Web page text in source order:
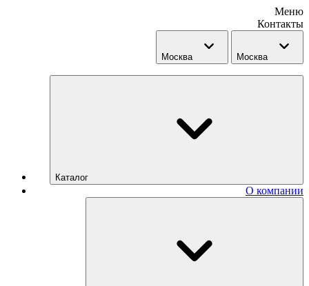
Меню
Контакты
Москва Москва
Каталог
О компании